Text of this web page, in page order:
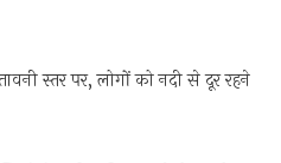
स्तर पर, लोगों को नदी से दूर रहने